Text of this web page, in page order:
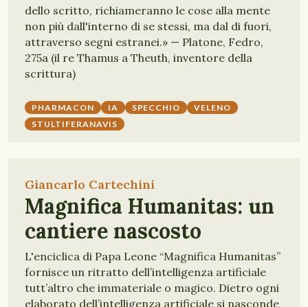
dello scritto, richiameranno le cose alla mente
non più dall'interno di se stessi, ma dal di fuori,
attraverso segni estranei.» — Platone, Fedro,
275a (il re Thamus a Theuth, inventore della
scrittura)
PHARMACON IA SPECCHIO
VELENO
STULTIFERANAVIS
Giancarlo Cartechini
Magnifica Humanitas: un
cantiere nascosto
L'enciclica di Papa Leone “Magnifica Humanitas”
fornisce un ritratto dell’intelligenza artificiale
tutt’altro che immateriale o magico. Dietro ogni
elaborato dell’intelligenza artificiale si nasconde